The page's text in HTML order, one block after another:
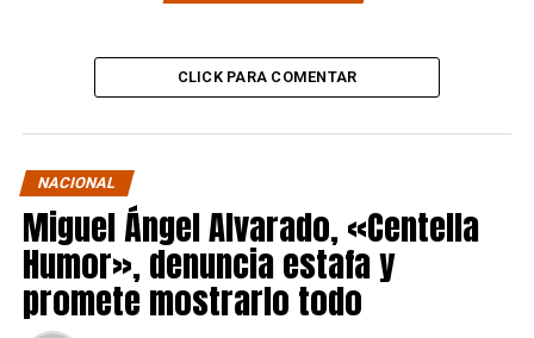
CLICK PARA COMENTAR
NACIONAL
Miguel Ángel Alvarado, «Centella
Humor», denuncia estafa y
promete mostrarlo todo